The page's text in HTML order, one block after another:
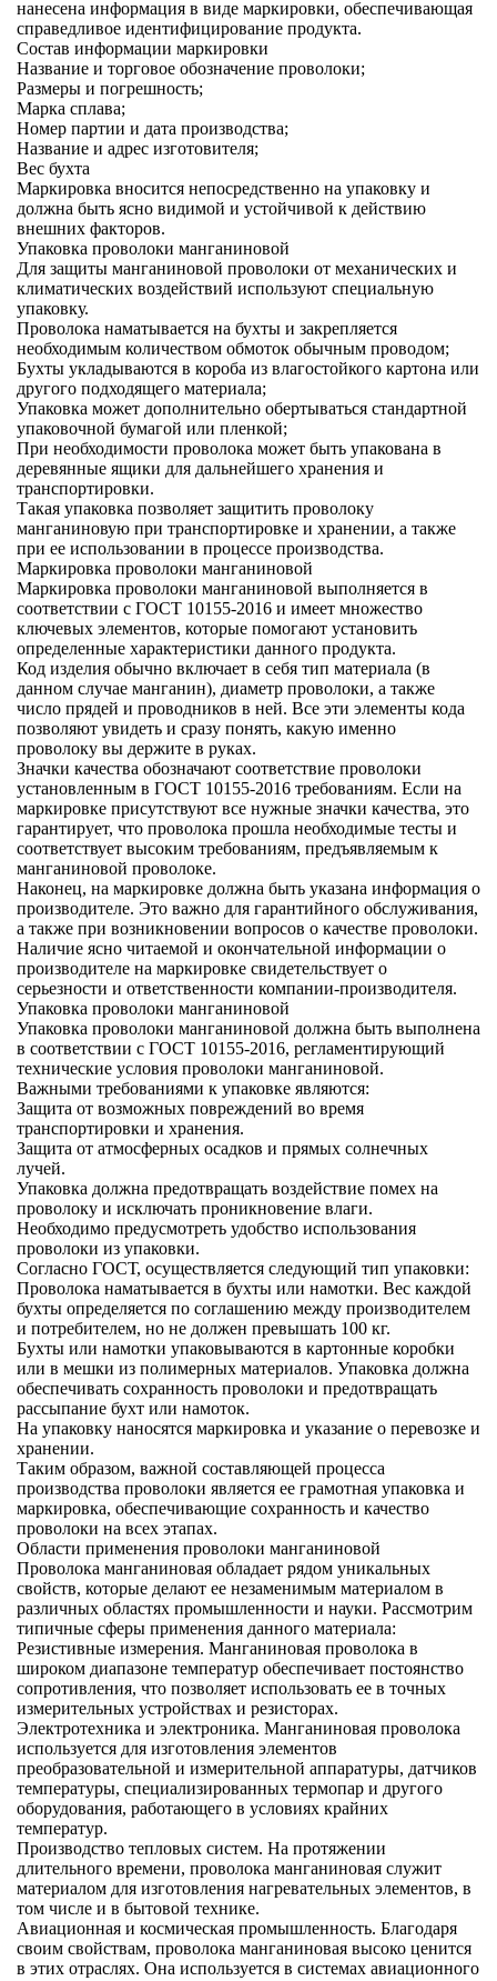
нанесена информация в виде маркировки, обеспечивающая
справедливое идентифицирование продукта.
Состав информации маркировки
Название и торговое обозначение проволоки;
Размеры и погрешность;
Марка сплава;
Номер партии и дата производства;
Название и адрес изготовителя;
Вес бухта
Маркировка вносится непосредственно на упаковку и
должна быть ясно видимой и устойчивой к действию
внешних факторов.
Упаковка проволоки манганиновой
Для защиты манганиновой проволоки от механических и
климатических воздействий используют специальную
упаковку.
Проволока наматывается на бухты и закрепляется
необходимым количеством обмоток обычным проводом;
Бухты укладываются в короба из влагостойкого картона или
другого подходящего материала;
Упаковка может дополнительно обертываться стандартной
упаковочной бумагой или пленкой;
При необходимости проволока может быть упакована в
деревянные ящики для дальнейшего хранения и
транспортировки.
Такая упаковка позволяет защитить проволоку
манганиновую при транспортировке и хранении, а также
при ее использовании в процессе производства.
Маркировка проволоки манганиновой
Маркировка проволоки манганиновой выполняется в
соответствии с ГОСТ 10155-2016 и имеет множество
ключевых элементов, которые помогают установить
определенные характеристики данного продукта.
Код изделия обычно включает в себя тип материала (в
данном случае манганин), диаметр проволоки, а также
число прядей и проводников в ней. Все эти элементы кода
позволяют увидеть и сразу понять, какую именно
проволоку вы держите в руках.
Значки качества обозначают соответствие проволоки
установленным в ГОСТ 10155-2016 требованиям. Если на
маркировке присутствуют все нужные значки качества, это
гарантирует, что проволока прошла необходимые тесты и
соответствует высоким требованиям, предъявляемым к
манганиновой проволоке.
Наконец, на маркировке должна быть указана информация о
производителе. Это важно для гарантийного обслуживания,
а также при возникновении вопросов о качестве проволоки.
Наличие ясно читаемой и окончательной информации о
производителе на маркировке свидетельствует о
серьезности и ответственности компании-производителя.
Упаковка проволоки манганиновой
Упаковка проволоки манганиновой должна быть выполнена
в соответствии с ГОСТ 10155-2016, регламентирующий
технические условия проволоки манганиновой.
Важными требованиями к упаковке являются:
Защита от возможных повреждений во время
транспортировки и хранения.
Защита от атмосферных осадков и прямых солнечных
лучей.
Упаковка должна предотвращать воздействие помех на
проволоку и исключать проникновение влаги.
Необходимо предусмотреть удобство использования
проволоки из упаковки.
Согласно ГОСТ, осуществляется следующий тип упаковки:
Проволока наматывается в бухты или намотки. Вес каждой
бухты определяется по соглашению между производителем
и потребителем, но не должен превышать 100 кг.
Бухты или намотки упаковываются в картонные коробки
или в мешки из полимерных материалов. Упаковка должна
обеспечивать сохранность проволоки и предотвращать
рассыпание бухт или намоток.
На упаковку наносятся маркировка и указание о перевозке и
хранении.
Таким образом, важной составляющей процесса
производства проволоки является ее грамотная упаковка и
маркировка, обеспечивающие сохранность и качество
проволоки на всех этапах.
Области применения проволоки манганиновой
Проволока манганиновая обладает рядом уникальных
свойств, которые делают ее незаменимым материалом в
различных областях промышленности и науки. Рассмотрим
типичные сферы применения данного материала:
Резистивные измерения. Манганиновая проволока в
широком диапазоне температур обеспечивает постоянство
сопротивления, что позволяет использовать ее в точных
измерительных устройствах и резисторах.
Электротехника и электроника. Манганиновая проволока
используется для изготовления элементов
преобразовательной и измерительной аппаратуры, датчиков
температуры, специализированных термопар и другого
оборудования, работающего в условиях крайних
температур.
Производство тепловых систем. На протяжении
длительного времени, проволока манганиновая служит
материалом для изготовления нагревательных элементов, в
том числе и в бытовой технике.
Авиационная и космическая промышленность. Благодаря
своим свойствам, проволока манганиновая высоко ценится
в этих отраслях. Она используется в системах авиационного